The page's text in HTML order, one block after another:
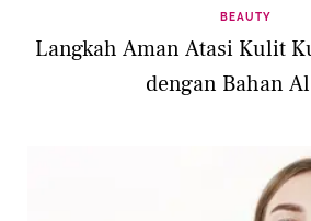
BEAUTY
Langkah Aman Atasi Kulit
dengan Bahan